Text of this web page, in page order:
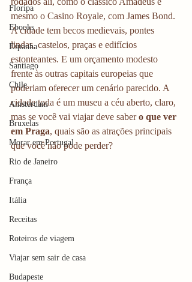
Floripa
Ebooks
Espanha
Santiago
Chile
Amsterdam
Bruxelas
Morar em Portugal
Rio de Janeiro
França
Itália
Receitas
Roteiros de viagem
Viajar sem sair de casa
Budapeste
mesmo o Casino Royale, com James Bond.
A cidade tem becos medievais, pontes
lindas, castelos, praças e edifícios
estonteantes. E um orçamento modesto
frente às outras capitais europeias que
poderiam oferecer um cenário parecido. A
cidade toda é um museu a céu aberto, claro,
mas se você vai viajar deve saber o que ver
em Praga, quais são as atrações principais
que você não pode perder?